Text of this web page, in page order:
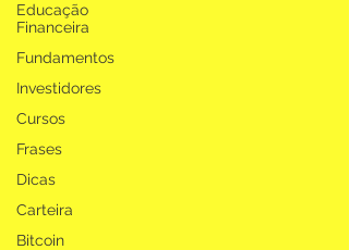
Educação
Financeira
Fundamentos
Investidores
Cursos
Frases
Dicas
Carteira
Bitcoin